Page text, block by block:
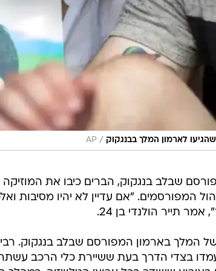
לארמון המלך בבנגקוק /
AP
שבלב בנגקוק, הברים כיבו את המוזיקה
המפורסמים. "אם עדיין לא יהיו מסיבות
תייר הולנדי בן 24.
המלך בארמון המפורסם שבלב בנגקוק.
בצדי הדרך בעת ששיירת כלי הרכב